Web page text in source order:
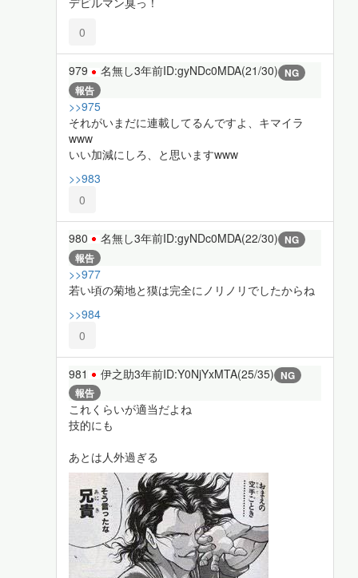
0
979 名無し3年前ID:gyNDc0MDA(21/30) NG
報告
>>975
それがいまだに連載してるんですよ、キマイラ
www
いい加減にしろ、と思いますwww
>>983
0
980 名無し3年前ID:gyNDc0MDA(22/30) NG
報告
>>977
若い頃の菊地と獏は完全にノリノリでしたからね
>>984
0
981 伊之助3年前ID:Y0NjYxMTA(25/35) NG
報告
これくらいが適当だよね
技的にも
あとは人外過ぎる